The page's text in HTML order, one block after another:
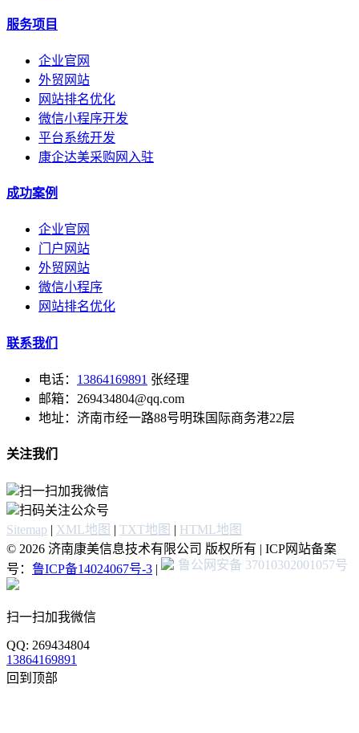
服务项目
企业官网
外贸网站
网站排名优化
微信小程序开发
平台系统开发
康企达美采购网入驻
成功案例
企业官网
门户网站
外贸网站
微信小程序
网站排名优化
联系我们
电话： 13864169891 张经理
邮箱：269434804@qq.com
地址：济南市经一路88号明珠国际商务港22层
关注我们
扫一扫加我微信
扫码关注公众号
Sitemap | XML地图 | TXT地图 | HTML地图
© 2026 济南康美信息技术有限公司 版权所有 | ICP网站备案
号： 鲁ICP备14024067号-3 | 鲁公网安备 37010302001057号
扫一扫加我微信
QQ: 269434804
13864169891
回到顶部